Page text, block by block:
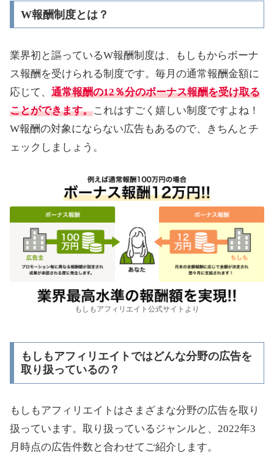
W報酬制度とは？
業界初と謳っているW報酬制度は、もしもからボーナ
ス報酬を受けられる制度です。毎月の通常報酬金額に
応じて、 通常報酬の12％分のボーナス報酬を受け取る
ことができます。これはすごく嬉しい制度ですよね！
W報酬の対象にならない広告もあるので、きちんとチ
ェックしましょう。
もしもアフィリエイト公式サイトより
もしもアフィリエイトではどんな分野の広告を
取り扱っているの？
もしもアフィリエイトはさまざまな分野の広告を取り
扱っています。取り扱っているジャンルと、2022年3
月時点の広告件数と合わせてご紹介します。